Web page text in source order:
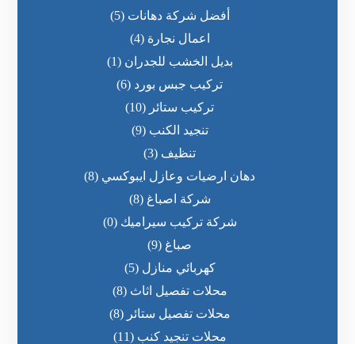
أفضل شركة دهانات (5)
اعمال نجارة (4)
بديل الخشب للجدران (1)
تركيب جبس بورد (6)
تركيب ستائر (10)
تنجيد الكنب (9)
تنظيف (3)
دهان ارضيات وعازل ايبوكسي (8)
شركة اصباغ (8)
شركة تركيب سيراميك (0)
صباغ (9)
كهربائي منازل (5)
محلات تفصيل اثاث (8)
محلات تفصيل ستائر (8)
محلات تنجيد كنب (11)